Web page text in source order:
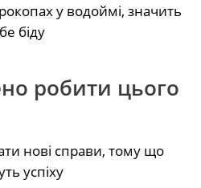
у водоймі, значить
біду
робити цього
нові справи, тому що
успіху